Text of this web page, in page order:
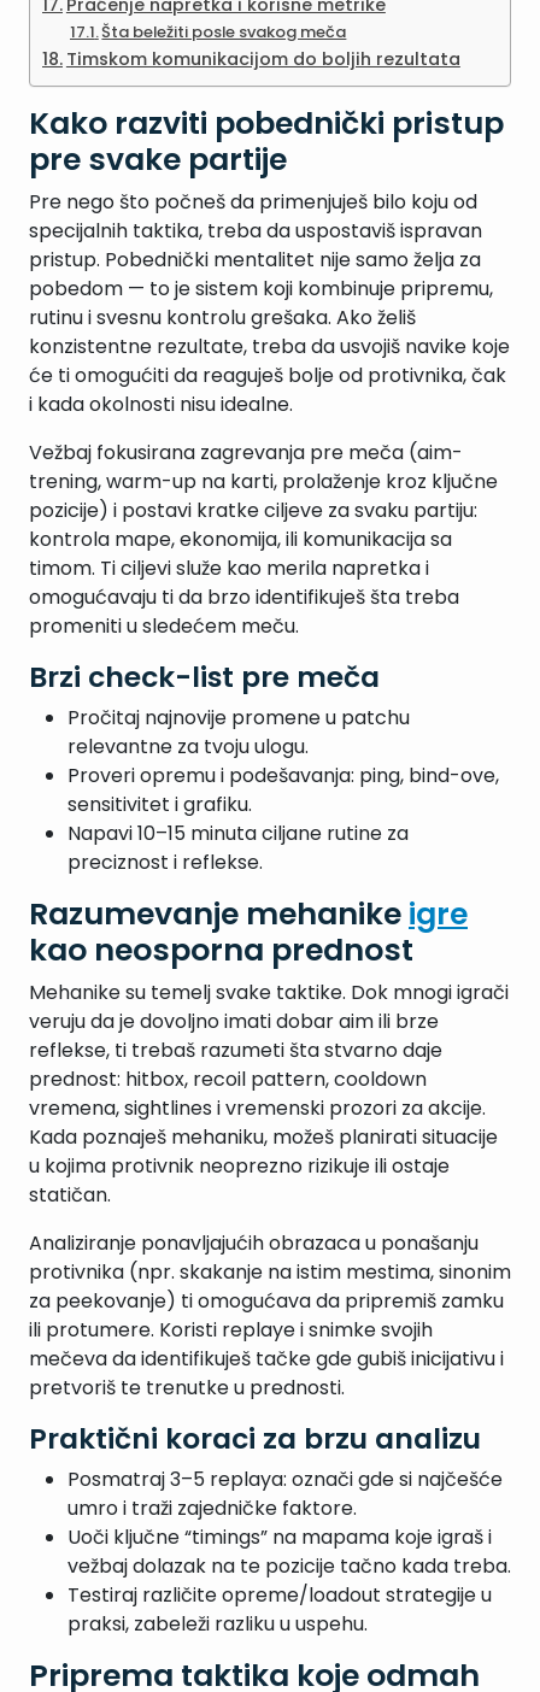
Šta beležiti posle svakog meča
Timskom komunikacijom do boljih rezultata
Kako razviti pobednički pristup
pre svake partije
Pre nego što počneš da primenjuješ bilo koju od
specijalnih taktika, treba da uspostaviš ispravan
pristup. Pobednički mentalitet nije samo želja za
pobedom — to je sistem koji kombinuje pripremu,
rutinu i svesnu kontrolu grešaka. Ako želiš
konzistentne rezultate, treba da usvojiš navike koje
će ti omogućiti da reaguješ bolje od protivnika, čak
i kada okolnosti nisu idealne.
Vežbaj fokusirana zagrevanja pre meča (aim-
trening, warm-up na karti, prolaženje kroz ključne
pozicije) i postavi kratke ciljeve za svaku partiju:
kontrola mape, ekonomija, ili komunikacija sa
timom. Ti ciljevi služe kao merila napretka i
omogućavaju ti da brzo identifikuješ šta treba
promeniti u sledećem meču.
Brzi check-list pre meča
Pročitaj najnovije promene u patchu
relevantne za tvoju ulogu.
Proveri opremu i podešavanja: ping, bind-ove,
sensitivitet i grafiku.
Napavi 10–15 minuta ciljane rutine za
preciznost i reflekse.
Razumevanje mehanike igre
kao neosporna prednost
Mehanike su temelj svake taktike. Dok mnogi igrači
veruju da je dovoljno imati dobar aim ili brze
reflekse, ti trebaš razumeti šta stvarno daje
prednost: hitbox, recoil pattern, cooldown
vremena, sightlines i vremenski prozori za akcije.
Kada poznaješ mehaniku, možeš planirati situacije
u kojima protivnik neoprezno rizikuje ili ostaje
statičan.
Analiziranje ponavljajućih obrazaca u ponašanju
protivnika (npr. skakanje na istim mestima, sinonim
za peekovanje) ti omogućava da pripremiš zamku
ili protumere. Koristi replaye i snimke svojih
mečeva da identifikuješ tačke gde gubiš inicijativu i
pretvoriš te trenutke u prednosti.
Praktični koraci za brzu analizu
Posmatraj 3–5 replaya: označi gde si najčešće
umro i traži zajedničke faktore.
Uoči ključne “timings” na mapama koje igraš i
vežbaj dolazak na te pozicije tačno kada treba.
Testiraj različite opreme/loadout strategije u
praksi, zabeleži razliku u uspehu.
Priprema taktika koje odmah